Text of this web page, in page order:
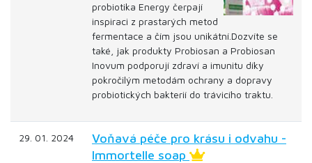
probiotika Energy čerpají
inspiraci z prastarých metod
fermentace a čím jsou unikátní.Dozvíte se
také, jak produkty Probiosan a Probiosan
Inovum podporují zdraví a imunitu díky
pokročilým metodám ochrany a dopravy
probiotických bakterií do trávicího traktu.
29. 01. 2024
Voňavá péče pro krásu i odvahu -
Immortelle soap